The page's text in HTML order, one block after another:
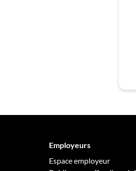
Employeurs
Espace employeur